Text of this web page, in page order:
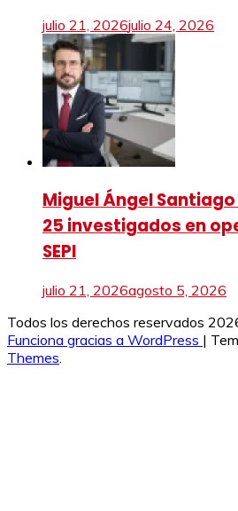
julio 21, 2026julio 24, 2026
Miguel Ángel
25 investigados en
SEPI
julio 21, 2026agosto 5, 2026
Todos los derechos reservados
Funciona gracias a WordPress |
Themes